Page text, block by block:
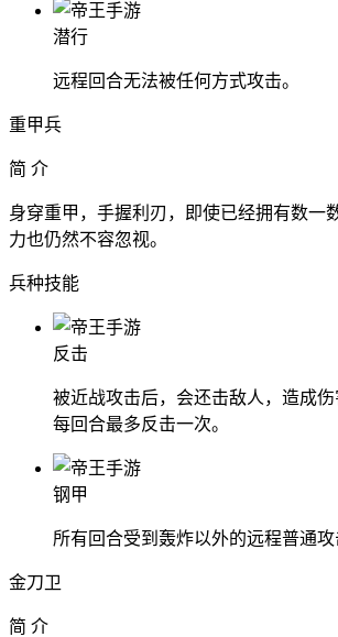
潜行
远程回合无法被任何方式攻击。
重甲兵
简 介
身穿重甲，手握利刃，即使已经拥有数一
力也仍然不容忽视。
兵种技能
反击
被近战攻击后，会还击敌人，造成伤
每回合最多反击一次。
钢甲
所有回合受到轰炸以外的远程普通攻
金刀卫
简 介